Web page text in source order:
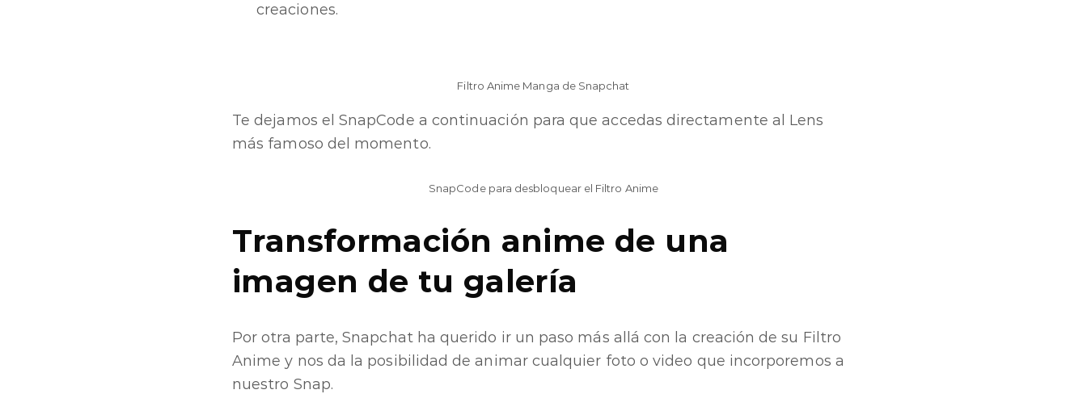
creaciones.
Filtro Anime Manga de Snapchat
Te dejamos el SnapCode a continuación para que accedas directamente al Lens
más famoso del momento.
SnapCode para desbloquear el Filtro Anime
Transformación anime de una
imagen de tu galería
Por otra parte, Snapchat ha querido ir un paso más allá con la creación de su Filtro
Anime y nos da la posibilidad de animar cualquier foto o video que incorporemos a
nuestro Snap.